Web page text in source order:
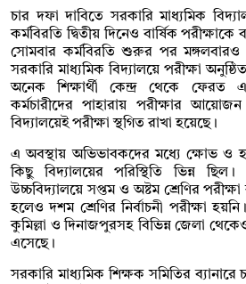
চার দফা দাবিতে সরকারি মাধ্যমিক
কর্মবিরতি দ্বিতীয় দিনেও বার্ষিক পরীক্ষাকে
সোমবার কর্মবিরতি শুরুর পর মঙ্গলবারও
সরকারি মাধ্যমিক বিদ্যালয়ে পরীক্ষা
অনেক শিক্ষার্থী কেন্দ্র থেকে ফেরত
কর্মচারীদের পাহারায় পরীক্ষার
বিদ্যালয়েই পরীক্ষা স্থগিত রাখা হয়েছে।
এ অবস্থায় অভিভাবকদের মধ্যে ক্ষোভ ও
কিছু বিদ্যালয়ের পরিস্থিতি ভিন্ন
উচ্চবিদ্যালয়ে সপ্তম ও অষ্টম শ্রেণির পরীক্ষা
হলেও দশম শ্রেণির নির্বাচনী পরীক্ষা
কুমিল্লা ও দিনাজপুরসহ বিভিন্ন জেলা
এসেছে।
সরকারি মাধ্যমিক শিক্ষক সমিতির